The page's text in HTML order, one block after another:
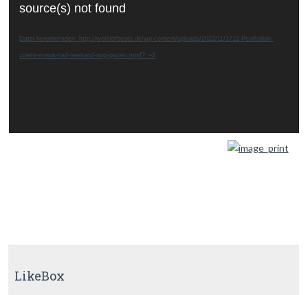
source(s) not found
Datei herunterladen: http://worldofbeats.de/wp-content/uploads/2022/11/1712-Pearlodian-
zoiets-moois-had-niemand-nog-gezien.mp4?_=2
LikeBox